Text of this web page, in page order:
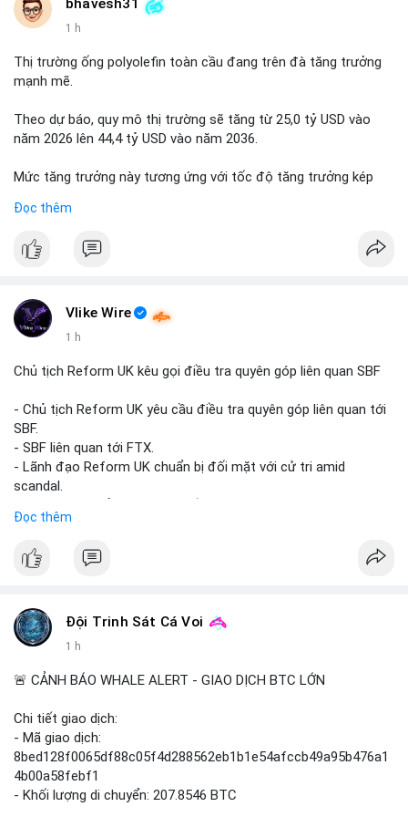
bhavesh31
1 h
Thị trường ống polyolefin toàn cầu đang trên đà tăng trưởng
mạnh mẽ.
Theo dự báo, quy mô thị trường sẽ tăng từ 25,0 tỷ USD vào
năm 2026 lên 44,4 tỷ USD vào năm 2036.
Mức tăng trưởng này tương ứng với tốc độ tăng trưởng kép
nhà đầu tư trong ngành vật liệu xây dựng và hạ tầng.
nhựa polyolefin trong tương lai?
Đọc thêm
Vlike Wire
1 h
Chủ tịch Reform UK kêu gọi điều tra quyên góp liên quan SBF
- Chủ tịch Reform UK yêu cầu điều tra quyên góp liên quan tới
SBF.
- SBF liên quan tới FTX.
- Lãnh đạo Reform UK chuẩn bị đối mặt với cử tri amid
scandal.
- Không có thông tin tác động thị trường ngay lập tức.
#vlikevn #titanbot
Đọc thêm
Đội Trinh Sát Cá Voi
1 h
🚨 CẢNH BÁO WHALE ALERT - GIAO DỊCH BTC LỚN
Chi tiết giao dịch:
- Mã giao dịch:
8bed128f0065df88c05f4d288562eb1b1e54afccb49a95b476a1
4b00a58febf1
- Khối lượng di chuyển: 207.8546 BTC